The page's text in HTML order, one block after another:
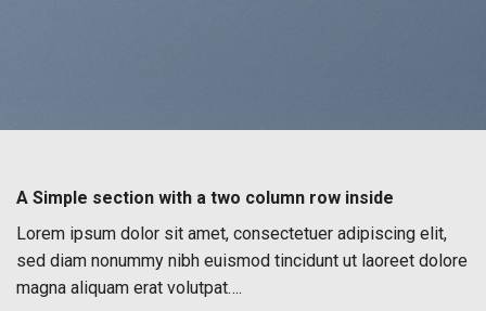
A Simple section with a two column row inside
Lorem ipsum dolor sit amet, consectetuer adipiscing elit,
sed diam nonummy nibh euismod tincidunt ut laoreet dolore
magna aliquam erat volutpat….